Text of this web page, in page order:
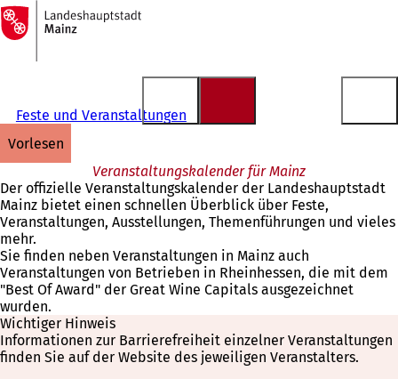
Inhalt anspringen
Zur
Startseite
Feste und Veranstaltungen
vorlesen
Veranstaltungskalender für Mainz
Der offizielle Veranstaltungskalender der Landeshauptstadt
Mainz bietet einen schnellen Überblick über Feste,
Veranstaltungen, Ausstellungen, Themenführungen und vieles
mehr.
Sie finden neben Veranstaltungen in Mainz auch
Veranstaltungen von Betrieben in Rheinhessen, die mit dem
"Best Of Award" der Great Wine Capitals ausgezeichnet
wurden.
Wichtiger Hinweis
Informationen zur Barrierefreiheit einzelner Veranstaltungen
finden Sie auf der Website des jeweiligen Veranstalters.